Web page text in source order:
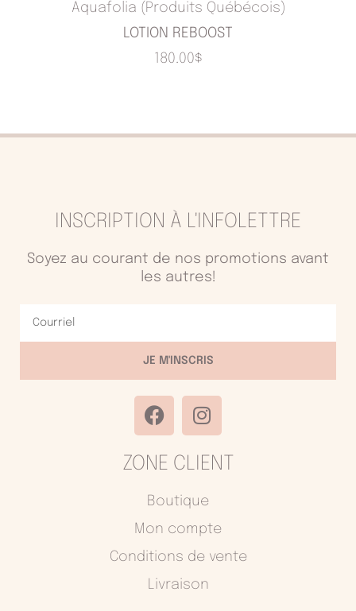
Aquafolia (Produits Québécois)
LOTION REBOOST
180.00$
ZONE CLIENT
Boutique
Mon compte
Conditions de vente
Livraison
INSCRIPTION À L'INFOLETTRE
Soyez au courant de nos promotions avant
les autres!
JE M'INSCRIS
F
a
e
o
o
I
n
t
g
r
a
m